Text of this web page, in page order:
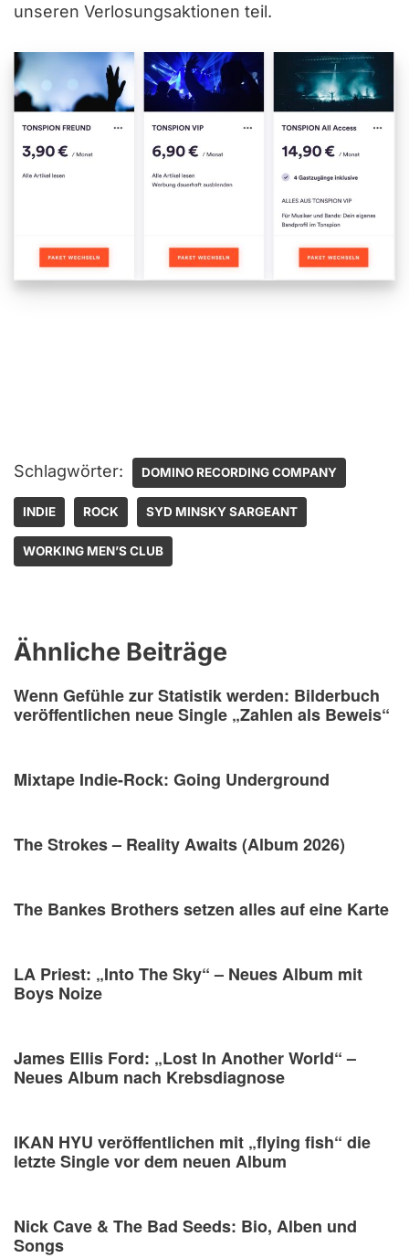
unseren Verlosungsaktionen teil.
Schlagwörter: DOMINO RECORDING COMPANY
INDIE ROCK SYD MINSKY SARGEANT
WORKING MEN’S CLUB
Ähnliche Beiträge
Wenn Gefühle zur Statistik werden: Bilderbuch
veröffentlichen neue Single „Zahlen als Beweis“
Mixtape Indie-Rock: Going Underground
The Strokes – Reality Awaits (Album 2026)
The Bankes Brothers setzen alles auf eine Karte
LA Priest: „Into The Sky“ – Neues Album mit
Boys Noize
James Ellis Ford: „Lost In Another World“ –
Neues Album nach Krebsdiagnose
IKAN HYU veröffentlichen mit „flying fish“ die
letzte Single vor dem neuen Album
Nick Cave & The Bad Seeds: Bio, Alben und
Songs